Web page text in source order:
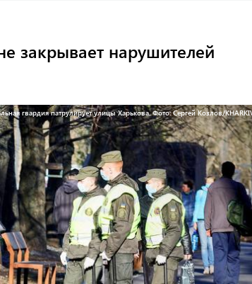
закрывает нарушителей
гвардия патрулирует улицы Харькова. Фото: Сергей Козлов/